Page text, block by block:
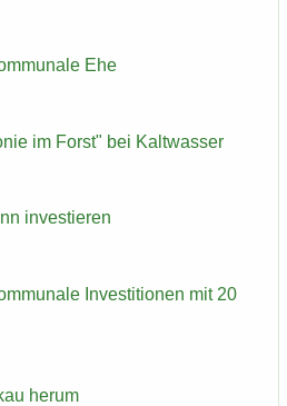
Ehe
im Forst" bei Kalt­was­ser
in­ves­tie­ren
In­ves­ti­tio­nen mit 20
herum